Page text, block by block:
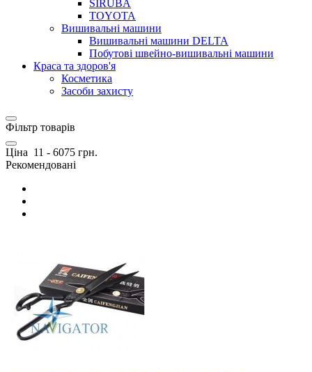
SIRUBA
TOYOTA
Вишивальні машини
Вишивальні машини DELTA
Побутові швейно-вишивальні машини
Краса та здоров'я
Косметика
Засоби захисту
Фільтр товарів
Ціна 11 - 6075 грн.
Рекомендовані